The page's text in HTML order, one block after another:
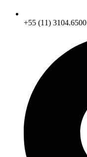
+55 (11) 3104.6500